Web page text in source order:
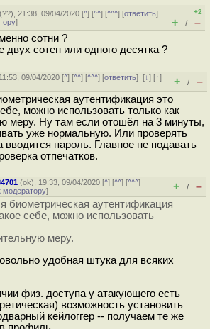
(??), 21:38, 09/04/2020 [^] [^^] [^^^] [ответить]
]
+2
+ / –
сотни ?
двух сотен или одного десятка ?
09/04/2020 [^] [^^] [^^^] [ответить][↓] [↑]
+ / –
аутентификация это
можно использовать только как
меру. Ну там если отошёл на 3 минуты,
уже нормальную. Или проверять
вводится пароль. Главное не подавать
отпечатков.
(ok), 19:33, 09/04/2020 [^] [^^] [^^^]
модератору] + / –
биометрическая аутентификация
себе, можно использовать
меру.
удобная штука для всяких
физ. доступа у атакующего есть
возможность установить
кейлоггер -- получаем те же